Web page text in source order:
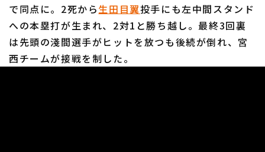
で同点に。2死から生田目翼投手にも左中間スタンド
への本塁打が生まれ、2対1と勝ち越し。最終3回裏
は先頭の淺間選手がヒットを放つも後続が倒れ、宮
西チームが接戦を制した。